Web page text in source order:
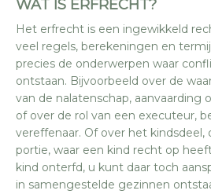
WAT IS ERFRECHT?
Het erfrecht is een ingewikkeld
veel regels, berekeningen en
precies de onderwerpen waar
ontstaan. Bijvoorbeeld over de
van de nalatenschap, aanvaarding
of over de rol van een executeur,
vereffenaar. Of over het
portie, waar een kind recht op
kind onterfd, u kunt daar toch
in samengestelde gezinnen